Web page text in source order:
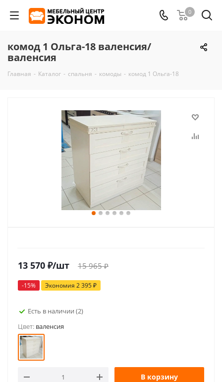
0
комод 1 Ольга-18 валенсия/
валенсия
Главная - Каталог - спальня - комоды - комод 1 Ольга-18
13 570 ₽/шт 15 965₽
-15% Экономия 2 395₽
Есть в наличии (2)
Цвет: валенсия
В корзину